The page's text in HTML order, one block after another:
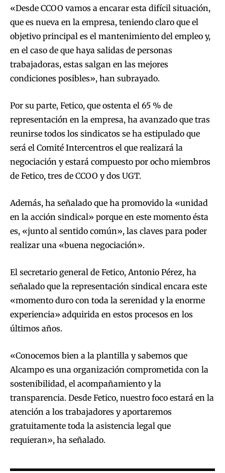
«Desde CCOO vamos a encarar esta difícil situación,
que es nueva en la empresa, teniendo claro que el
objetivo principal es el mantenimiento del empleo y,
en el caso de que haya salidas de personas
trabajadoras, estas salgan en las mejores
condiciones posibles», han subrayado.
Por su parte, Fetico, que ostenta el 65 % de
representación en la empresa, ha avanzado que tras
reunirse todos los sindicatos se ha estipulado que
será el Comité Intercentros el que realizará la
negociación y estará compuesto por ocho miembros
de Fetico, tres de CCOO y dos UGT.
Además, ha señalado que ha promovido la «unidad
en la acción sindical» porque en este momento ésta
es, «junto al sentido común», las claves para poder
realizar una «buena negociación».
El secretario general de Fetico, Antonio Pérez, ha
señalado que la representación sindical encara este
«momento duro con toda la serenidad y la enorme
experiencia» adquirida en estos procesos en los
últimos años.
«Conocemos bien a la plantilla y sabemos que
Alcampo es una organización comprometida con la
sostenibilidad, el acompañamiento y la
transparencia. Desde Fetico, nuestro foco estará en la
atención a los trabajadores y aportaremos
gratuitamente toda la asistencia legal que
requieran», ha señalado.